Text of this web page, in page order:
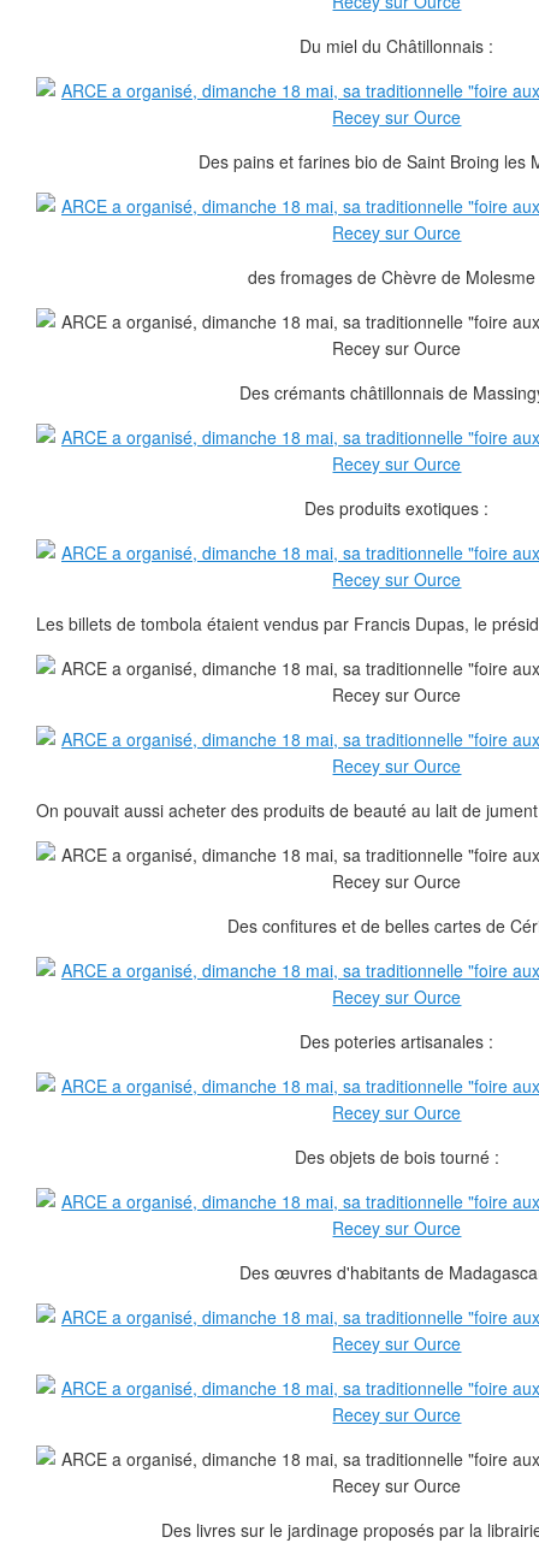
Du miel du Châtillonnais :
Des pains et farines bio de Saint Broing les
des fromages de Chèvre de
Des crémants châtillonnais de
Des produits exotiques :
Les billets de tombola étaient vendus par Francis Dupas, le
On pouvait aussi acheter des produits de beauté au lait de
Des confitures et de belles cartes de
Des poteries artisanales :
Des objets de bois tourné :
Des œuvres d'habitants de
Des livres sur le jardinage proposés par la